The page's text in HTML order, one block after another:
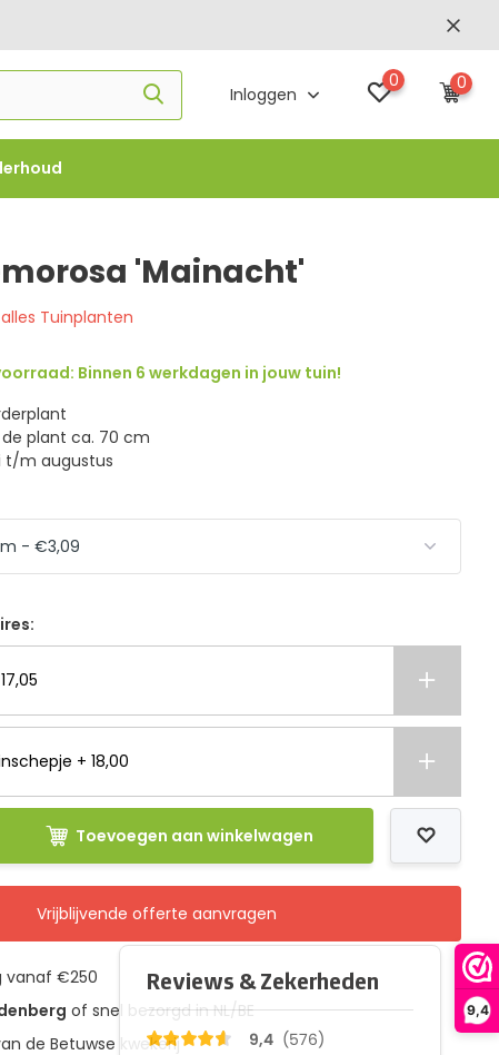
9,4
Inloggen
0 0
€1000 -
'Mainacht'
alles Tuinplanten
Binnen 6 werkdagen in jouw tuin!
plant ca. 70 cm
t/m augustus
+ 18,00
Toevoegen aan winkelwagen
Vrijblijvende offerte aanvragen
vanaf €250
of snel bezorgd in NL/BE
de Betuwse kwekerij